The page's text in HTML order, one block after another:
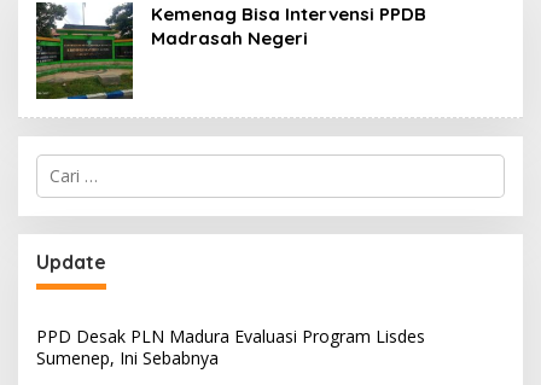
Kemenag Bisa Intervensi PPDB
Madrasah Negeri
Cari
untuk:
Update
PPD Desak PLN Madura Evaluasi Program Lisdes
Sumenep, Ini Sebabnya